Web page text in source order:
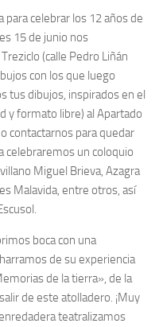
celebrar los 12 años de
15 de junio nos
(calle Pedro Liñán
con los que luego
tus dibujos, inspirados en el
y formato libre) al Apartado
contactarnos para quedar
celebraremos un coloquio
Miguel Brieva, Azagra
Malavida, entre otros, así
boca con una
de su experiencia
de la tierra», de la
de este atolladero. ¡Muy
teatralizamos